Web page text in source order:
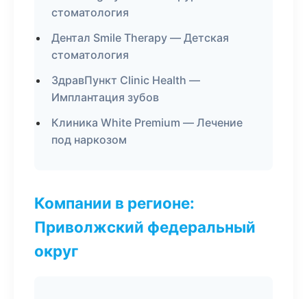
стоматология
Дентал Smile Therapy — Детская
стоматология
ЗдравПункт Clinic Health —
Имплантация зубов
Клиника White Premium — Лечение
под наркозом
Компании в регионе:
Приволжский федеральный
округ